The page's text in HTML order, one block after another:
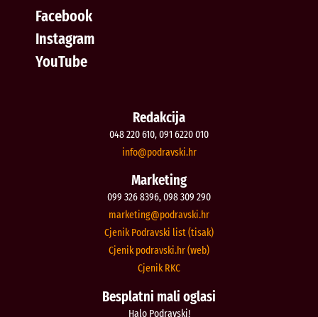
Facebook
Instagram
YouTube
Redakcija
048 220 610, 091 6220 010
rh.iksvardop
@ofni
Marketing
099 326 8396, 098 309 290
rh.iksvardop
@gnitekram
Cjenik Podravski list (tisak)
Cjenik podravski.hr (web)
Cjenik RKC
Besplatni mali oglasi
Halo Podravski!